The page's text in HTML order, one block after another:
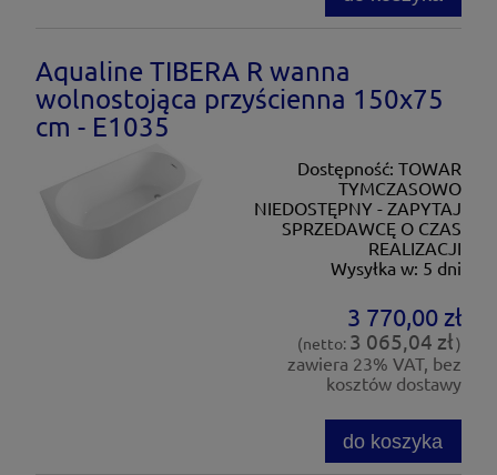
Aqualine TIBERA R wanna
wolnostojąca przyścienna 150x75
cm - E1035
Dostępność: TOWAR
TYMCZASOWO
NIEDOSTĘPNY - ZAPYTAJ
SPRZEDAWCĘ O CZAS
REALIZACJI
Wysyłka w: 5 dni
3 770,00 zł
(netto: 3 065,04 zł)
zawiera 23% VAT, bez
kosztów dostawy
do koszyka